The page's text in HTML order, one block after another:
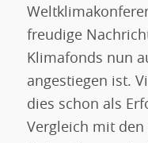
freudige
Klimafonds nun
angestiegen ist.
dies schon als
Vergleich mit